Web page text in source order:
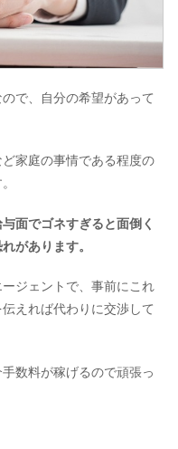
で、自分の希望があって
家庭の事情である程度の
面でゴネすぎると面倒く
があります。
ジェントで、事前にこれ
えれば代わりに交渉して
数料が稼げるので頑張っ